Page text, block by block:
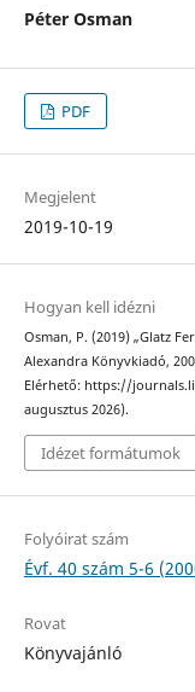
Péter Osman
PDF
Megjelent
2019-10-19
Hogyan kell idézni
Osman, P. (2019) „Glatz
Alexandra Könyvkiadó,
Elérhető: https://
augusztus 2026).
Idézet formátumok
Folyóirat szám
Évf. 40 szám 5-6
Rovat
Könyvajánló